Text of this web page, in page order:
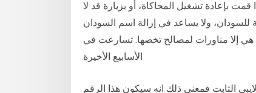
بإعادة تشغيل المحاكاة، أو بزيارة قد لا
للسودان، ولا يساعد في إزالة اسم السودان
هي إلا مناورات لمصالح تخصها. تسارعت في
الأسابيع الأخيرة
الثابت فمعنى ذلك انه سيكون هذا الرقم